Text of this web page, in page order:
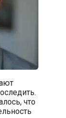
что